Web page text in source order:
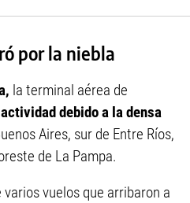
por la niebla
la terminal aérea de
debido a ladensa
Aires, sur de Entre Ríos,
de La Pampa.
vuelos que arribaron a